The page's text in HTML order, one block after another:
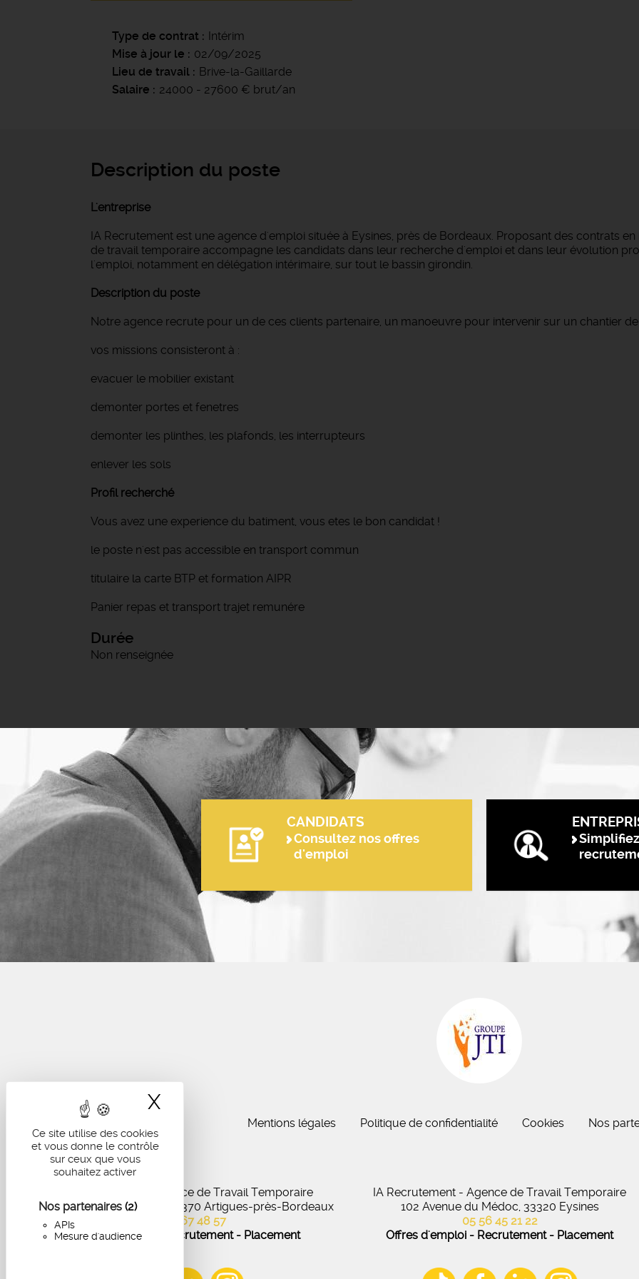
Ce site utilise des cookies
et vous donne le contrôle
sur ceux que vous
souhaitez activer
Nos partenaires (2)
APIs
Mesure d'audience
X
Type de contrat
Intérim
Mise à jour le
02/09/2025
Lieu de travail
Brive-la-Gaillarde
Salaire
24000 - 27600 € brut/an
Description du poste
L'entreprise
IA Recrutement est une agence d'emploi située à Eysines, près de Bordeaux. Proposant des contrats
de travail temporaire accompagne les candidats dans leur recherche d'emploi et dans leur évolution
l'emploi, notamment en délégation intérimaire, sur tout le bassin girondin.
Description du poste
Notre agence recrute pour un de ces clients partenaire, un manoeuvre pour intervenir sur un chantier
vos missions consisteront à :
evacuer le mobilier existant
demonter portes et fenetres
demonter les plinthes, les plafonds, les interrupteurs
enlever les sols
Profil recherché
Vous avez une experience du batiment, vous etes le bon candidat !
le poste n'est pas accessible en transport commun
titulaire la carte BTP et formation AIPR
Panier repas et transport trajet remunére
Durée
Non renseignée
CANDIDATS
Consultez nos offres
d'emploi
Mentions légales Politique de confidentialité Cookies Nos
IA Recrutement - Agence de Travail Temporaire
27 Avenue de Virecourt, 33370 Artigues-près-Bordeaux
05 56 67 48 57
Offres d'emploi - Recrutement - Placement
IA Recrutement - Agence de Travail Temporaire
102 Avenue du Médoc, 33320 Eysines
05 56 45 21 22
Offres d'emploi - Recrutement - Placement